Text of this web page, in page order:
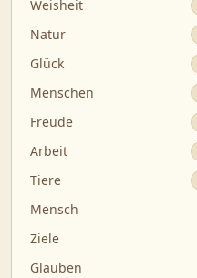
Weisheit
Natur
Glück
Menschen
Freude
Arbeit
Tiere
Mensch
Ziele
Glauben